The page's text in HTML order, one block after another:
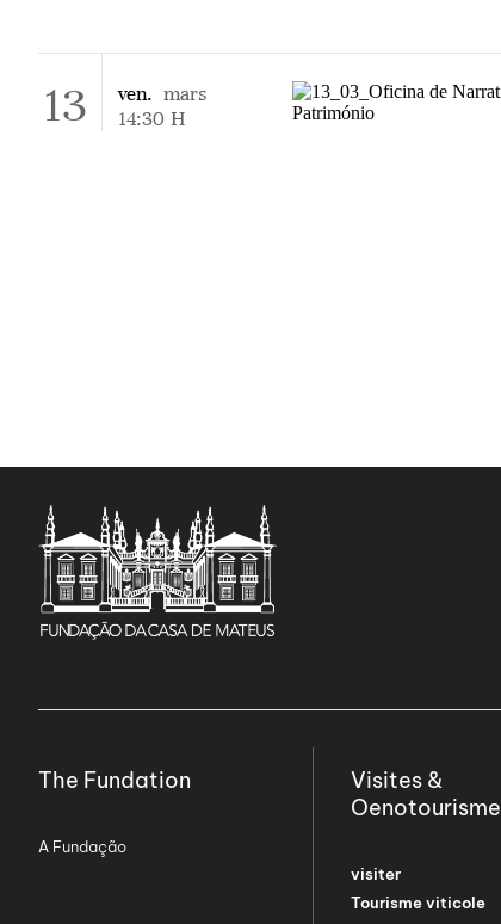
13 ven. mars
14:30 H
The Fundation
A Fundação
Visites &
Oenotourisme
visiter
Tourisme viticole